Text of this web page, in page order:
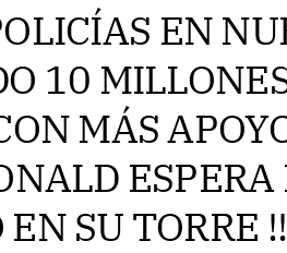
EN
10
MÁS
ESPERA
SU TORRE !!